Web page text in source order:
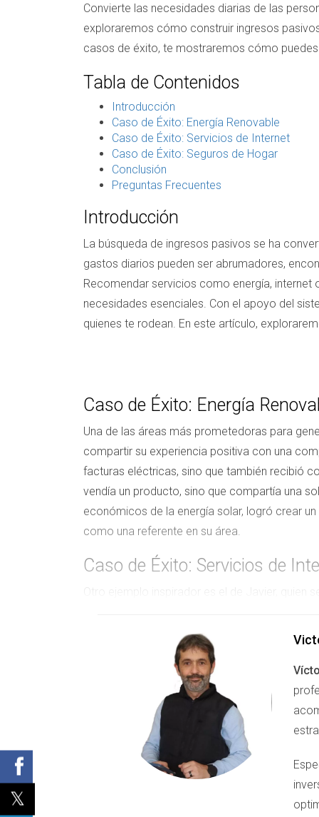
Convierte las necesidades diarias de las
exploraremos cómo construir ingresos
casos de éxito, te mostraremos cómo
Tabla de Contenidos
Introducción
Caso de Éxito: Energía Renovable
Caso de Éxito: Servicios de Internet
Caso de Éxito: Seguros de Hogar
Conclusión
Preguntas Frecuentes
Introducción
La búsqueda de ingresos pasivos se ha
gastos diarios pueden ser abrumadores,
Recomendar servicios como energía,
necesidades esenciales. Con el apoyo del
quienes te rodean. En este artículo,
Caso de Éxito: Energía
Una de las áreas más prometedoras para
compartir su experiencia positiva con una
facturas eléctricas, sino que también recibió
vendía un producto, sino que compartía una
económicos de la energía solar, logró crear
como una referente en su área.
Caso de Éxito: Servicios de
en crear contenido en redes sociales y blogs
su conocimiento previo sobre ventas para
su calidad de vida y productividad, logró
recurrente. Así, transformó su pasión por
Caso de Éxito: Seguros de
El último caso que queremos destacar es el
y las recomendaciones personales,
las familias al proteger sus bienes más
clara y honesta sobre las coberturas y